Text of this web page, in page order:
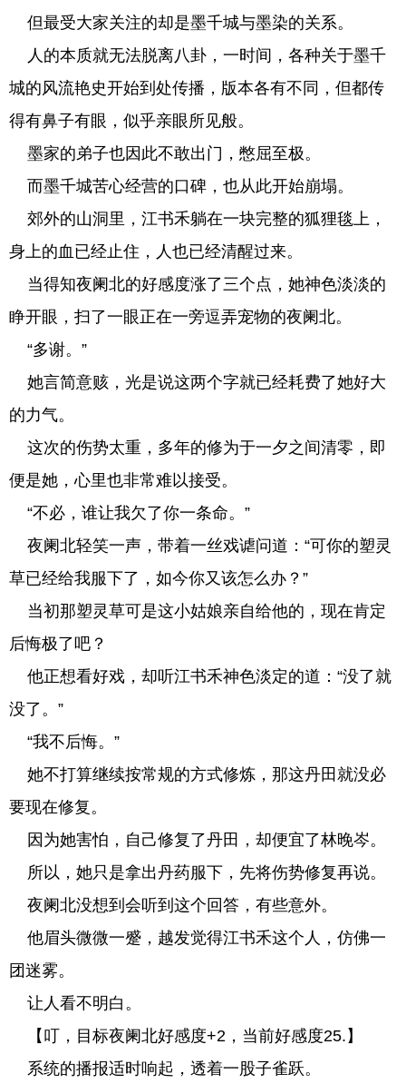
但最受大家关注的却是墨千城与墨染的关系。
人的本质就无法脱离八卦，一时间，各种关于墨千
城的风流艳史开始到处传播，版本各有不同，但都传
得有鼻子有眼，似乎亲眼所见般。
墨家的弟子也因此不敢出门，憋屈至极。
而墨千城苦心经营的口碑，也从此开始崩塌。
郊外的山洞里，江书禾躺在一块完整的狐狸毯上，
身上的血已经止住，人也已经清醒过来。
当得知夜阑北的好感度涨了三个点，她神色淡淡的
睁开眼，扫了一眼正在一旁逗弄宠物的夜阑北。
“多谢。”
她言简意赅，光是说这两个字就已经耗费了她好大
的力气。
这次的伤势太重，多年的修为于一夕之间清零，即
便是她，心里也非常难以接受。
“不必，谁让我欠了你一条命。”
夜阑北轻笑一声，带着一丝戏谑问道：“可你的塑灵
草已经给我服下了，如今你又该怎么办？”
当初那塑灵草可是这小姑娘亲自给他的，现在肯定
后悔极了吧？
他正想看好戏，却听江书禾神色淡定的道：“没了就
没了。”
“我不后悔。”
她不打算继续按常规的方式修炼，那这丹田就没必
要现在修复。
因为她害怕，自己修复了丹田，却便宜了林晚岑。
所以，她只是拿出丹药服下，先将伤势修复再说。
夜阑北没想到会听到这个回答，有些意外。
他眉头微微一蹙，越发觉得江书禾这个人，仿佛一
团迷雾。
让人看不明白。
【叮，目标夜阑北好感度+2，当前好感度25.】
系统的播报适时响起，透着一股子雀跃。